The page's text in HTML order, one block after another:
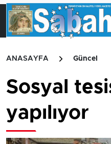
ANASAYFA Güncel
Sosyal
yapılıyor